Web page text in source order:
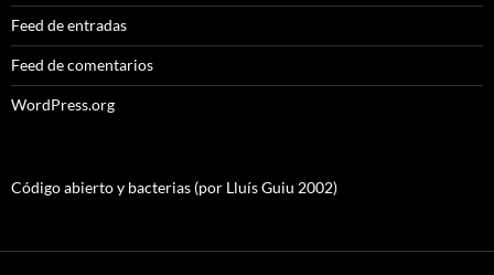
Feed de entradas
Feed de comentarios
WordPress.org
Código abierto y bacterias (por Lluís Guiu 2002)